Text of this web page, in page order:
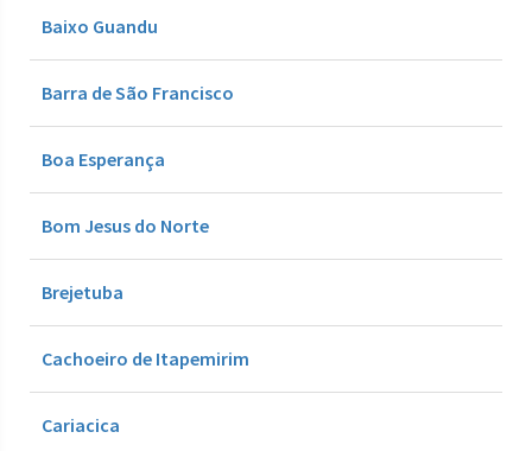
Baixo Guandu
Barra de São Francisco
Boa Esperança
Bom Jesus do Norte
Brejetuba
Cachoeiro de Itapemirim
Cariacica